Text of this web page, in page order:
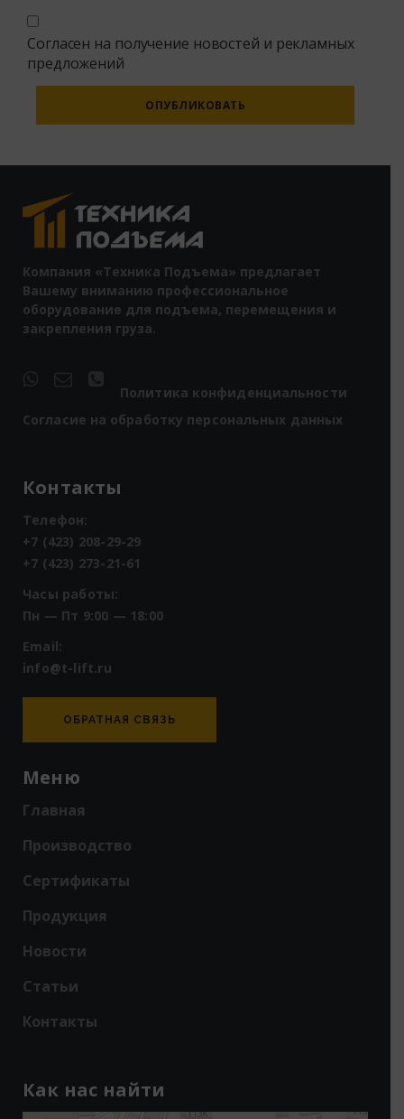
Согласен на получение новостей и рекламных
предложений
Компания «Техника Подъема» предлагает
Вашему вниманию профессиональное
оборудование для подъема, перемещения и
закрепления груза.
Политика конфиденциальности
Согласие на обработку персональных данных
Контакты
Телефон:
+7 (423) 208-29-29
+7 (423) 273-21-61
Часы работы:
Пн — Пт 9:00 — 18:00
Email:
info@t-lift.ru
ОБРАТНАЯ СВЯЗЬ
Меню
Главная
Производство
Сертификаты
Продукция
Новости
Статьи
Контакты
Как нас найти